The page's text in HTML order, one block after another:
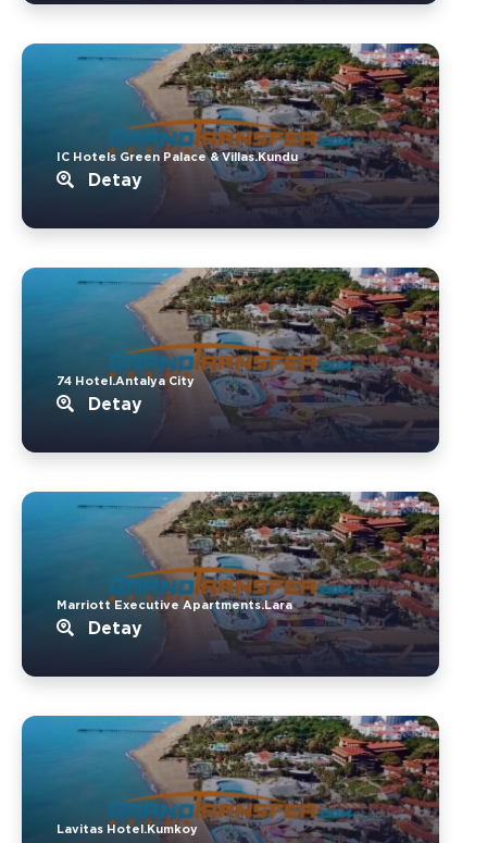
IC Hotels Green Palace & Villas.Kundu
Detay
74 Hotel.Antalya City
Detay
Marriott Executive Apartments.Lara
Detay
Lavitas Hotel.Kumkoy